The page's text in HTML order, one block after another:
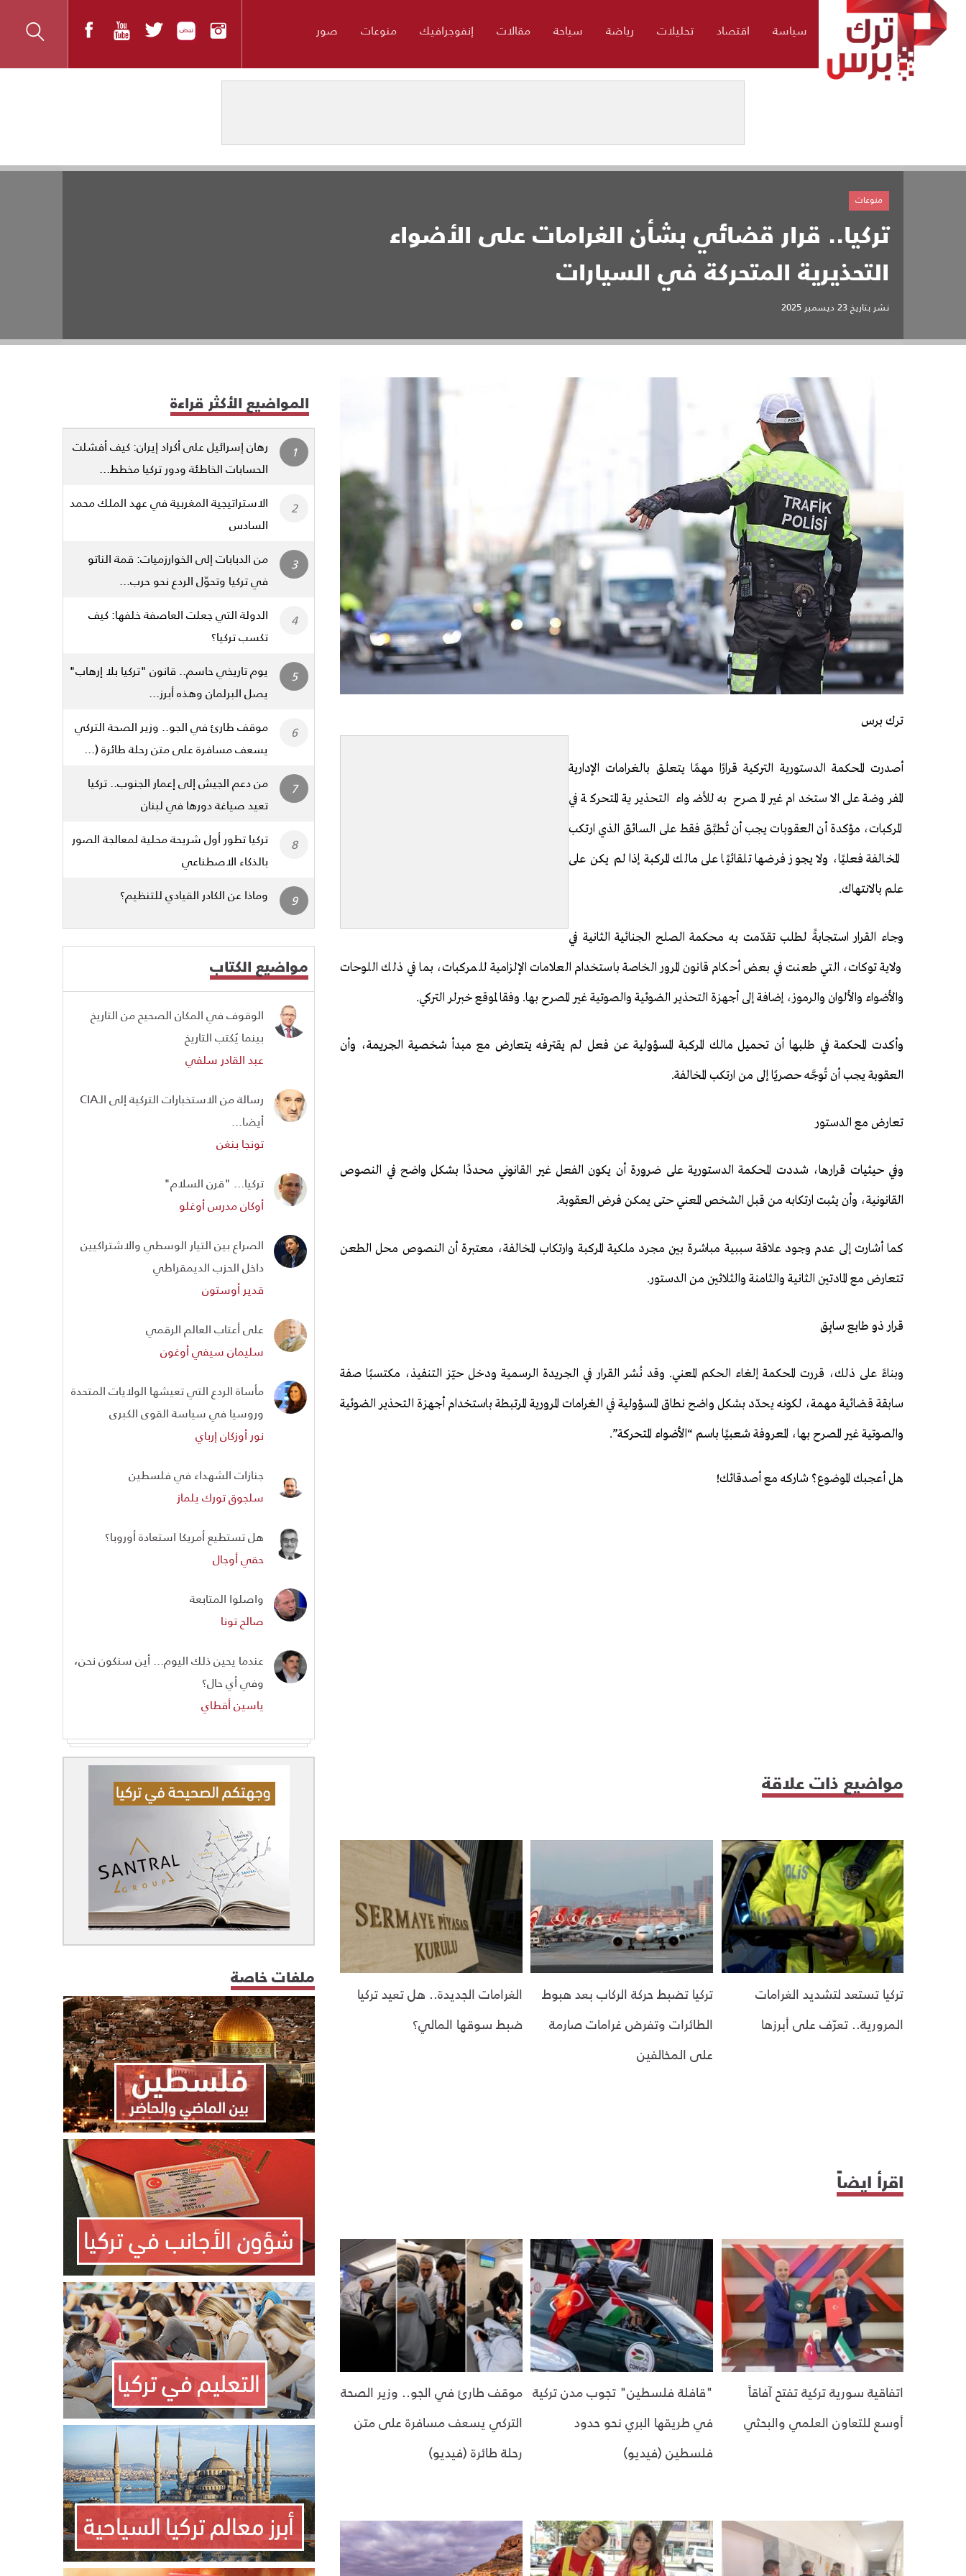
سياسة اقتصاد تحليلات رياضة سياحة مقالات إنفوجرافيك منوعات صور
تركيا.. قرار قضائي بشأن الغرامات على الأضواء
التحذيرية المتحركة في السيارات
نشر بتاريخ23 ديسمبر 2025
منوعات
ترك برس
أصدرت المحكمة الدستورية التركية قرارًا مهمًا يتعلق بالغرامات الإدارية
المفروضة على الاستخدام غير المصرح به للأضواء التحذيرية المتحركة في
المركبات، مؤكدة أن العقوبات يجب أن تُطبَّق فقط على السائق الذي ارتكب
المخالفة فعليًا، ولا يجوز فرضها تلقائيًا على مالك المركبة إذا لم يكن على
علم بالانتهاك.
وجاء القرار استجابةً لطلب تقدّمت به محكمة الصلح الجنائية الثانية في
ولاية توكات، التي طعنت في بعض أحكام قانون المرور الخاصة باستخدام العلامات الإلزامية للمركبات، بما في ذلك اللوحات
والأضواء والألوان والرموز، إضافة إلى أجهزة التحذير الضوئية والصوتية غير المصرح بها. وفقا لموقع خبرلر التركي.
وأكدت المحكمة في طلبها أن تحميل مالك المركبة المسؤولية عن فعل لم يقترفه يتعارض مع مبدأ شخصية الجريمة، وأن
العقوبة يجب أن تُوجَّه حصريًا إلى من ارتكب المخالفة.
تعارض مع الدستور
وفي حيثيات قرارها، شددت المحكمة الدستورية على ضرورة أن يكون الفعل غير القانوني محددًا بشكل واضح في النصوص
القانونية، وأن يثبت ارتكابه من قبل الشخص المعني حتى يمكن فرض العقوبة.
كما أشارت إلى عدم وجود علاقة سببية مباشرة بين مجرد ملكية المركبة وارتكاب المخالفة، معتبرة أن النصوص محل الطعن
تتعارض مع المادتين الثانية والثامنة والثلاثين من الدستور.
قرار ذو طابع سابِق
وبناءً على ذلك، قررت المحكمة إلغاء الحكم المعني. وقد نُشر القرار في الجريدة الرسمية ودخل حيّز التنفيذ، مكتسبًا صفة
سابقة قضائية مهمة، لكونه يحدّد بشكل واضح نطاق المسؤولية في الغرامات المرورية المرتبطة باستخدام أجهزة التحذير الضوئية
والصوتية غير المصرح بها، المعروفة شعبيًا باسم “الأضواء المتحركة”.
هل أعجبك الموضوع؟ شاركه مع أصدقائك!
مواضيع ذات علاقة
تركيا تستعد لتشديد الغرامات
المرورية.. تعرّف على أبرزها
تركيا تضبط حركة الركاب بعد هبوط
الطائرات وتفرض غرامات صارمة
على المخالفين
الغرامات الجديدة.. هل تعيد تركيا
ضبط سوقها المالي؟
اقرأ ايضاً
اتفاقية سورية تركية تفتح آفاقاً
أوسع للتعاون العلمي والبحثي
"قافلة فلسطين" تجوب مدن تركية
في طريقها البري نحو حدود
فلسطين (فيديو)
موقف طارئ في الجو.. وزير الصحة
التركي يسعف مسافرة على متن
رحلة طائرة (فيديو)
المواضيع الأكثر قراءة
رهان إسرائيل على أكراد إيران: كيف أفشلت
الحسابات الخاطئة ودور تركيا مخطط...
الاستراتيجية المغربية في عهد الملك محمد
السادس
من الدبابات إلى الخوارزميات: قمة الناتو
في تركيا وتحوّل الردع نحو حرب...
الدولة التي جعلت العاصفة خلفها: كيف
تكسب تركيا؟
يوم تاريخي حاسم.. قانون "تركيا بلا إرهاب"
يصل البرلمان وهذه أبرز...
موقف طارئ في الجو.. وزير الصحة التركي
يسعف مسافرة على متن رحلة طائرة (...
من دعم الجيش إلى إعمار الجنوب.. تركيا
تعيد صياغة دورها في لبنان
تركيا تطور أول شريحة محلية لمعالجة الصور
بالذكاء الاصطناعي
وماذا عن الكادر القيادي للتنظيم؟
مواضيع الكتاب
الوقوف في المكان الصحيح من التاريخ
بينما يُكتب التاريخ
عبد القادر سلفي
رسالة من الاستخبارات التركية إلى الـCIA
أيضا...
تونجا بنغن
تركيا... "قرن السلام"
أوكان مدرس أوغلو
الصراع بين التيار الوسطي والاشتراكيين
داخل الحزب الديمقراطي
قدير أوستون
على أعتاب العالم الرقمي
سليمان سيفي أوغون
مأساة الردع التي تعيشها الولايات المتحدة
وروسيا في سياسة القوى الكبرى
نور أوزكان إرباي
جنازات الشهداء في فلسطين
سلجوق تورك يلماز
هل تستطيع أمريكا استعادة أوروبا؟
حقي أوجال
واصلوا المتابعة
صالح تونا
عندما يحين ذلك اليوم... أين سنكون نحن،
وفي أي حال؟
ياسين أقطاي
ملفات خاصة